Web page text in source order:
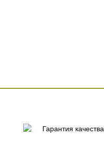
Гарантия качества